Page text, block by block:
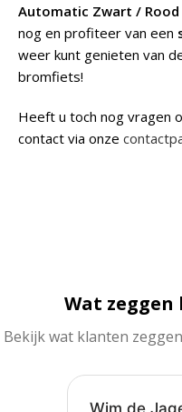
Automatic Zwart / Rood
nog en profiteer van een
weer kunt genieten van
bromfiets!
Heeft u toch nog vragen
contact via onze
Wat
Bekijk wat klanten